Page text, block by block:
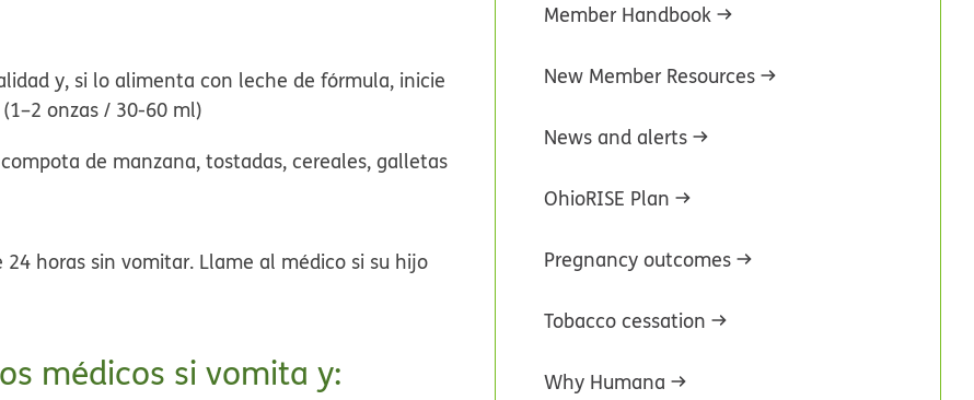
y, si lo alimenta con leche de fórmula, inicie
onzas / 30-60 ml)
de manzana, tostadas, cereales, galletas
horas sin vomitar. Llame al médico si su hijo
médicos si vomita y:
Member Handbook
New Member Resources
News and alerts
OhioRISE Plan
Pregnancy outcomes
Tobacco cessation
Why Humana